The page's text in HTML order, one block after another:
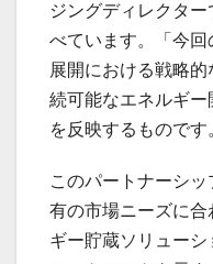
ジングディレクタ
べています。「今
展開における戦略
続可能なエネルギ
を反映するものです
このパートナーシ
有の市場ニーズに
ギー貯蔵ソリュー